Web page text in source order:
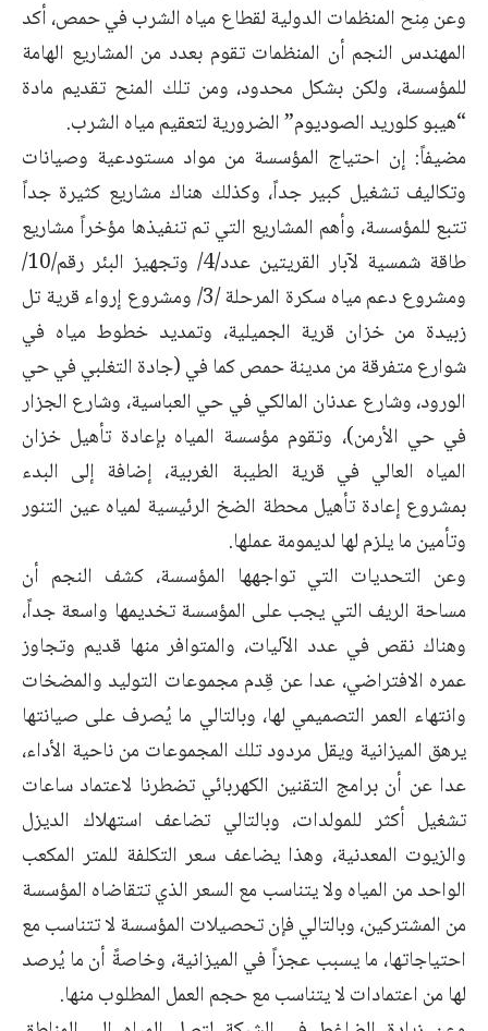
وعن مِنح المنظمات الدولية لقطاع مياه الشرب في حمص، أكد
المهندس النجم أن المنظمات تقوم بعدد من المشاريع الهامة
للمؤسسة، ولكن بشكل محدود، ومن تلك المنح تقديم مادة
“هيبو كلوريد الصوديوم” الضرورية لتعقيم مياه الشرب.
مضيفاً: إن احتياج المؤسسة من مواد مستودعية وصيانات
وتكاليف تشغيل كبير جداً، وكذلك هناك مشاريع كثيرة جداً
تتبع للمؤسسة، وأهم المشاريع التي تم تنفيذها مؤخراً مشاريع
طاقة شمسية لآبار القريتين عدد/4/ وتجهيز البئر رقم/10/
ومشروع دعم مياه سكرة المرحلة /3/ ومشروع إرواء قرية تل
زبيدة من خزان قرية الجميلية، وتمديد خطوط مياه في
شوارع متفرقة من مدينة حمص كما في (جادة التغلبي في حي
الورود، وشارع عدنان المالكي في حي العباسية، وشارع الجزار
في حي الأرمن)، وتقوم مؤسسة المياه بإعادة تأهيل خزان
المياه العالي في قرية الطيبة الغربية، إضافة إلى البدء
بمشروع إعادة تأهيل محطة الضخ الرئيسية لمياه عين التنور
وتأمين ما يلزم لها لديمومة عملها.
وعن التحديات التي تواجهها المؤسسة، كشف النجم أن
مساحة الريف التي يجب على المؤسسة تخديمها واسعة جداً،
وهناك نقص في عدد الآليات، والمتوافر منها قديم وتجاوز
عمره الافتراضي، عدا عن قِدم مجموعات التوليد والمضخات
وانتهاء العمر التصميمي لها، وبالتالي ما يُصرف على صيانتها
يرهق الميزانية ويقل مردود تلك المجموعات من ناحية الأداء،
عدا عن أن برامج التقنين الكهربائي تضطرنا لاعتماد ساعات
تشغيل أكثر للمولدات، وبالتالي تضاعف استهلاك الديزل
والزيوت المعدنية، وهذا يضاعف سعر التكلفة للمتر المكعب
الواحد من المياه ولا يتناسب مع السعر الذي تتقاضاه المؤسسة
من المشتركين، وبالتالي فإن تحصيلات المؤسسة لا تتناسب مع
احتياجاتها، ما يسبب عجزاً في الميزانية، وخاصةً أن ما يُرصد
لها من اعتمادات لا يتناسب مع حجم العمل المطلوب منها.